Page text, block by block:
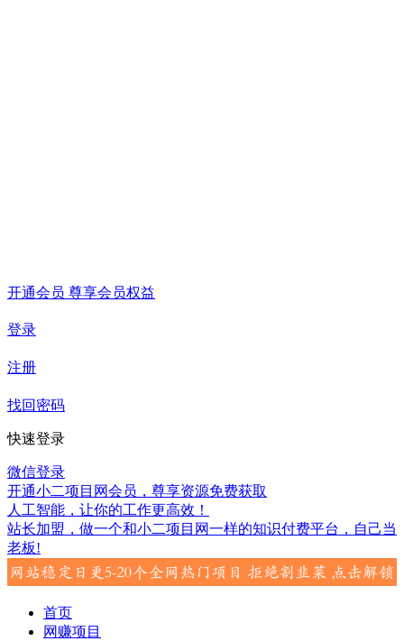
开通会员 尊享会员权益
登录
注册
找回密码
快速登录
微信登录
开通小二项目网会员，尊享资源免费获取
人工智能，让你的工作更高效！
站长加盟，做一个和小二项目网一样的知识付费平台，自己当
老板!
首页
网赚项目